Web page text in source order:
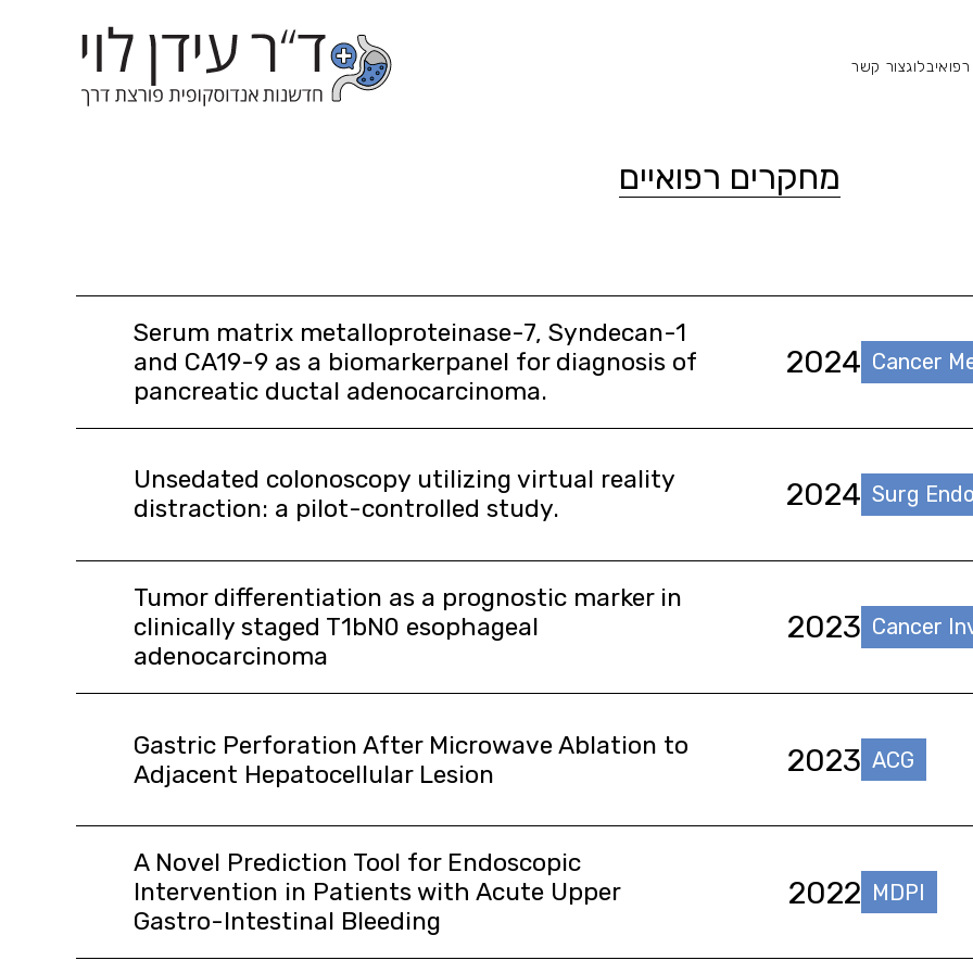
בלוגצור קשר
מחקרים רפואיים
Serum matrix metalloproteinase-7, Syndecan-1
and CA19-9 as a biomarkerpanel for diagnosis of
pancreatic ductal adenocarcinoma.
2024 Cancer
Unsedated colonoscopy utilizing virtual reality
distraction: a pilot-controlled study.
2024 Surg
Tumor differentiation as a prognostic marker in
clinically staged T1bN0 esophageal
adenocarcinoma
2023 Cancer
Gastric Perforation After Microwave Ablation to
Adjacent Hepatocellular Lesion
2023 ACG
A Novel Prediction Tool for Endoscopic
Intervention in Patients with Acute Upper
Gastro-Intestinal Bleeding
2022 MDPI